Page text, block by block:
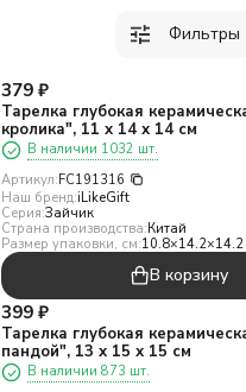
Фильтры
379 ₽
Тарелка глубокая
кролика", 11 х 14 х 14 см
В наличии 1032 шт.
Артикул:FC191316
Наш бренд:iLikeGift
Серия:Зайчик
Страна производства:Китай
Размер упаковки, см:10.8×14.2×14.2
В корзину
399 ₽
Тарелка глубокая
пандой", 13 х 15 х 15 см
В наличии 873 шт.